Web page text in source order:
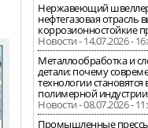
Нержавеющий
нефтегазовая отрасль
коррозионностойкие
Новости - 14.07.2026 -
Металлообработка и
детали: почему
технологии
полимерной индустрии
Новости - 08.07.2026 -
Промышленные